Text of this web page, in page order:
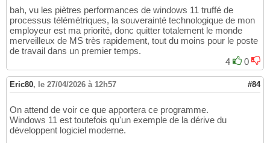
bah, vu les piètres performances de windows 11 truffé de
processus télémétriques, la souverainté technologique de mon
employeur est ma priorité, donc quitter totalement le monde
merveilleux de MS très rapidement, tout du moins pour le poste
de travail dans un premier temps.
4
0
Eric80, le 27/04/2026 à 12h57 #84
On attend de voir ce que apportera ce programme.
Windows 11 est toutefois qu'un exemple de la dérive du
développent logiciel moderne.